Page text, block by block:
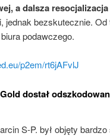
a dalsza
jednak bezskutecznie.
podawczego.
p2em/rt6jAFvlJ
dostał
S-P. był objęty